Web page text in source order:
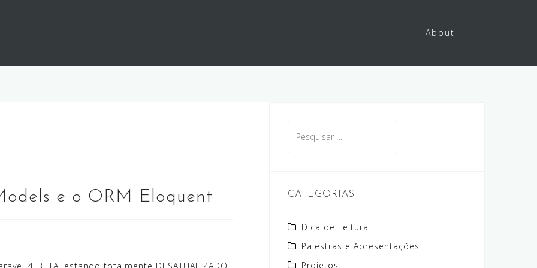
About
e o ORM Eloquent
por:
CATEGORIAS
Dica de Leitura
Palestras e Apresentações
Projetos